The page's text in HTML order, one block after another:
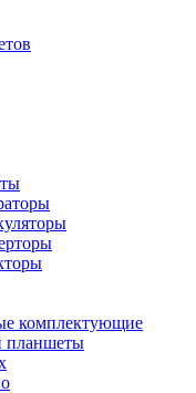
комплектующие
планшеты